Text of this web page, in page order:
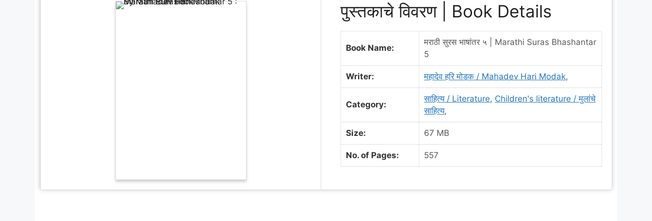
पुस्तकाचे विवरण | Book Details
Book Name:
मराठी सुरस भाषांतर ५ | Marathi Suras Bhashantar
5
Writer: महादेव हरि मोडक / Mahadev Hari Modak,
Category:
साहित्य / Literature, Children's literature / मुलांचे
साहित्य,
Size: 67 MB
No. of Pages: 557